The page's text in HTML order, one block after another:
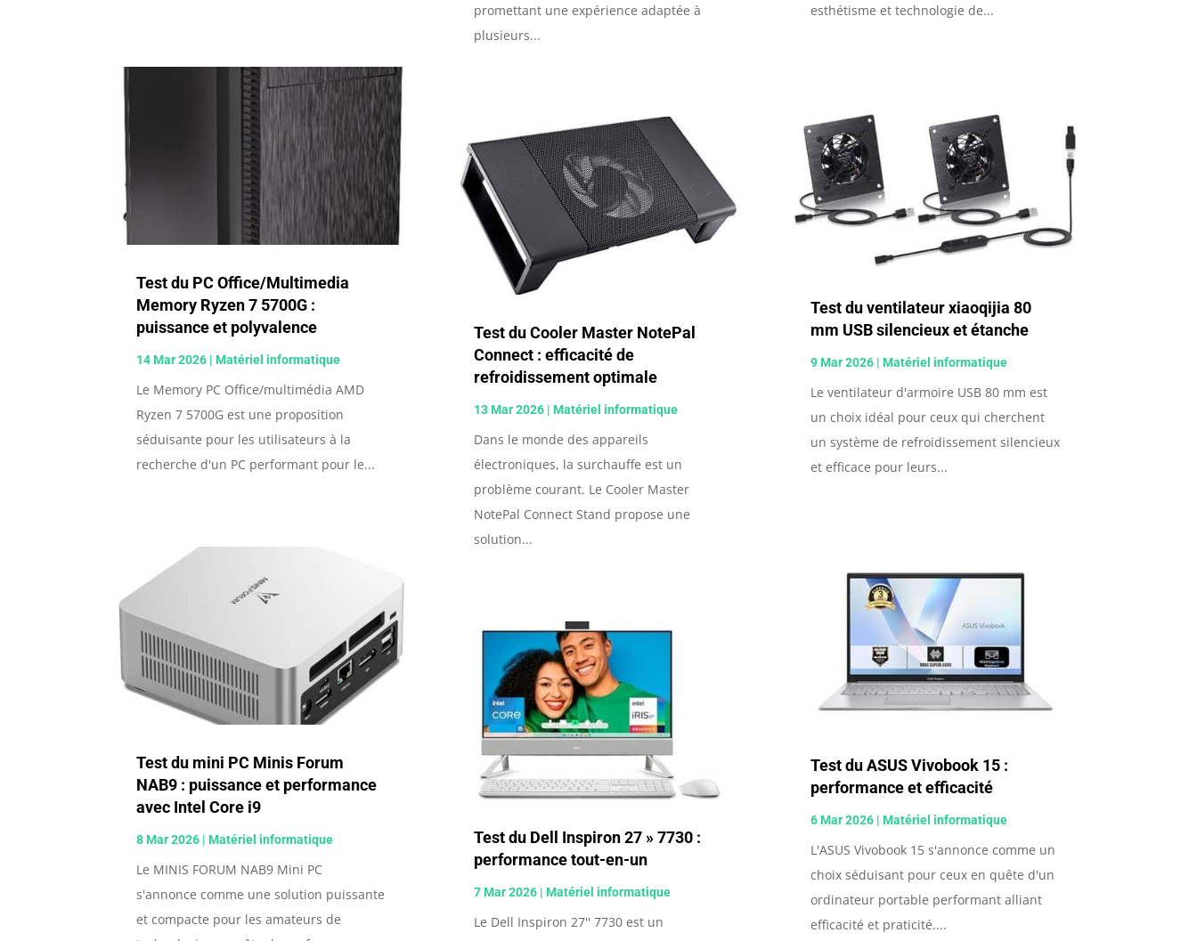
Test du PC Office/Multimedia
Memory Ryzen 7 5700G :
puissance et polyvalence
14 Mar 2026 | Matériel informatique
Le Memory PC Office/multimédia AMD
Ryzen 7 5700G est une proposition
séduisante pour les utilisateurs à la
recherche d'un PC performant pour le...
Test du mini PC Minis Forum
NAB9 : puissance et performance
avec Intel Core i9
8 Mar 2026 | Matériel informatique
Le MINIS FORUM NAB9 Mini PC
s'annonce comme une solution puissante
et compacte pour les amateurs de
promettant une expérience adaptée à
plusieurs...
Test du Cooler Master NotePal
Connect : efficacité de
refroidissement optimale
13 Mar 2026| Matériel informatique
Dans le monde des appareils
électroniques, la surchauffe est un
problème courant. Le Cooler Master
NotePal Connect Stand propose une
solution...
Test du Dell Inspiron 27 » 7730 :
performance tout-en-un
7 Mar 2026| Matériel informatique
Le Dell Inspiron 27'' 7730 est un
esthétisme et technologie de...
Test du ventilateur xiaoqijia 80
mm USB silencieux et étanche
9 Mar 2026| Matériel informatique
Le ventilateur d'armoire USB 80 mm est
un choix idéal pour ceux qui cherchent
un système de refroidissement silencieux
et efficace pour leurs...
Test du ASUS Vivobook 15 :
performance et efficacité
6 Mar 2026| Matériel informatique
L'ASUS Vivobook 15 s'annonce comme un
choix séduisant pour ceux en quête d'un
ordinateur portable performant alliant
efficacité et praticité....